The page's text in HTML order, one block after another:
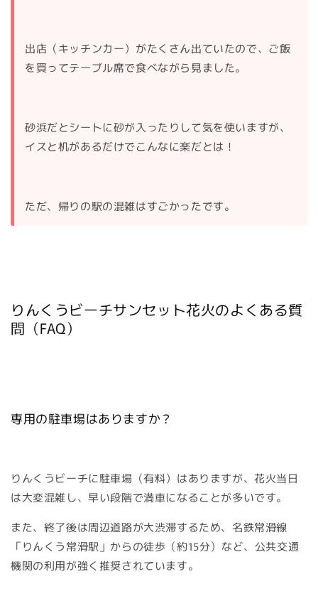
出店（キッチンカー）がたくさん出ていたので、ご飯
を買ってテーブル席で食べながら見ました。
砂浜だとシートに砂が入ったりして気を使いますが、
イスと机があるだけでこんなに楽だとは！
ただ、帰りの駅の混雑はすごかったです。
りんくうビーチサンセット花火のよくある質
問（FAQ）
専用の駐車場はありますか？
りんくうビーチに駐車場（有料）はありますが、花火当日
は大変混雑し、早い段階で満車になることが多いです。
また、終了後は周辺道路が大渋滞するため、名鉄常滑線
「りんくう常滑駅」からの徒歩（約15分）など、公共交通
機関の利用が強く推奨されています。